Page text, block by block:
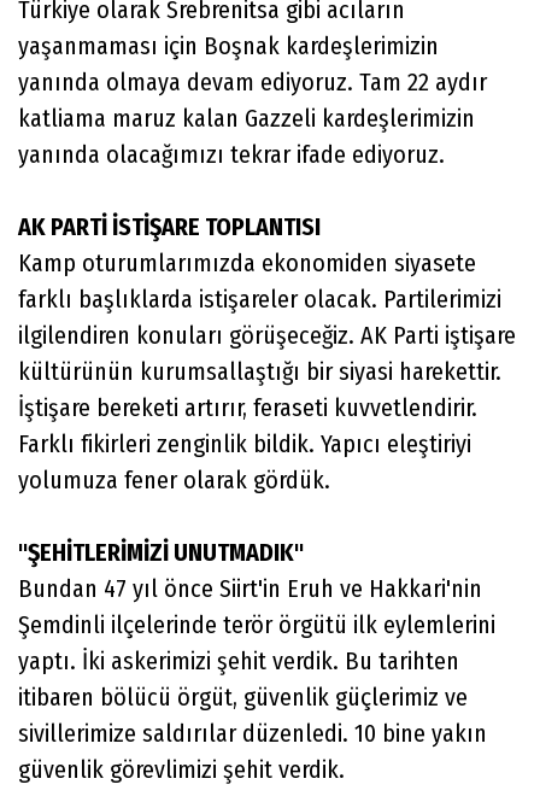
Türkiye olarak Srebrenitsa gibi acıların
yaşanmaması için Boşnak kardeşlerimizin
yanında olmaya devam ediyoruz. Tam 22 aydır
katliama maruz kalan Gazzeli kardeşlerimizin
yanında olacağımızı tekrar ifade ediyoruz.
AK PARTİ İSTİŞARE TOPLANTISI
Kamp oturumlarımızda ekonomiden siyasete
farklı başlıklarda istişareler olacak. Partilerimizi
ilgilendiren konuları görüşeceğiz. AK Parti iştişare
kültürünün kurumsallaştığı bir siyasi harekettir.
İştişare bereketi artırır, feraseti kuvvetlendirir.
Farklı fikirleri zenginlik bildik. Yapıcı eleştiriyi
yolumuza fener olarak gördük.
"ŞEHİTLERİMİZİ UNUTMADIK"
Bundan 47 yıl önce Siirt'in Eruh ve Hakkari'nin
Şemdinli ilçelerinde terör örgütü ilk eylemlerini
yaptı. İki askerimizi şehit verdik. Bu tarihten
itibaren bölücü örgüt, güvenlik güçlerimiz ve
sivillerimize saldırılar düzenledi. 10 bine yakın
güvenlik görevlimizi şehit verdik.